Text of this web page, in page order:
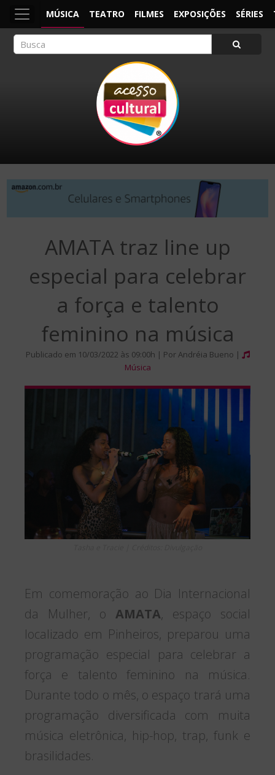
MÚSICA TEATRO FILMES EXPOSIÇÕES SÉRIES
AMATA traz line up
especial para celebrar
a força e talento
feminino na música
Publicado em 10/03/2022 às 09:00h | Por Andréia Bueno |
Música
Em comemoração ao Dia Internacional
da Mulher, o AMATA, espaço social
localizado em Pinheiros, preparou uma
programação especial para celebrar a
força e talento feminino na música.
Durante todo o mês, o espaço trará uma
programação diversificada com muita
música eletrônica, hip-hop, trap, funk e
brasilidades.